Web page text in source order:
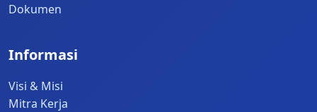
Dokumen
Informasi
Visi & Misi
Mitra Kerja